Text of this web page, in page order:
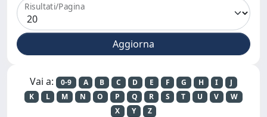
Risultati/Pagina
Vai a: 0-9 A B C D E F G H I
J
K
L M N O P Q R S T U V
W
X
Y Z